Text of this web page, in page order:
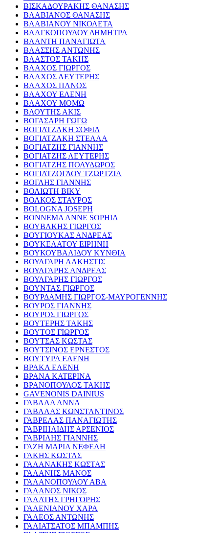
ΒΙΣΚΑΔΟΥΡΑΚΗΣ ΘΑΝΑΣΗΣ
ΒΛΑΒΙΑΝΟΣ ΘΑΝΑΣΗΣ
ΒΛΑΒΙΑΝΟΥ ΝΙΚΟΛΕΤΑ
ΒΛΑΓΚΟΠΟΥΛΟΥ ΔΗΜΗΤΡΑ
ΒΛΑΝΤΗ ΠΑΝΑΓΙΩΤΑ
ΒΛΑΣΣΗΣ ΑΝΤΩΝΗΣ
ΒΛΑΣΤΟΣ ΤΑΚΗΣ
ΒΛΑΧΟΣ ΓΙΩΡΓΟΣ
ΒΛΑΧΟΣ ΛΕΥΤΕΡΗΣ
ΒΛΑΧΟΣ ΠΑΝΟΣ
ΒΛΑΧΟΥ ΕΛΕΝΗ
ΒΛΑΧΟΥ ΜΟΜΩ
ΒΛΟΥΤΗΣ ΑΚΙΣ
ΒΟΓΑΣΑΡΗ ΓΩΓΩ
ΒΟΓΙΑΤΖΑΚΗ ΣΟΦΙΑ
ΒΟΓΙΑΤΖΑΚΗ ΣΤΕΛΛΑ
ΒΟΓΙΑΤΖΗΣ ΓΙΑΝΝΗΣ
ΒΟΓΙΑΤΖΗΣ ΛΕΥΤΕΡΗΣ
ΒΟΓΙΑΤΖΗΣ ΠΟΛΥΔΩΡΟΣ
ΒΟΓΙΑΤΖΟΓΛΟΥ ΤΖΩΡΤΖΙΑ
ΒΟΓΛΗΣ ΓΙΑΝΝΗΣ
ΒΟΛΙΩΤΗ ΒΙΚΥ
ΒΟΛΚΟΣ ΣΤΑΥΡΟΣ
BOLOGNA JOSEPH
BONNEMA ANNE SOPHIA
ΒΟΥΒΑΚΗΣ ΓΙΩΡΓΟΣ
ΒΟΥΓΙΟΥΚΑΣ ΑΝΔΡΕΑΣ
ΒΟΥΚΕΛΑΤΟΥ ΕΙΡΗΝΗ
ΒΟΥΚΟΥΒΑΛΙΔΟΥ ΚΥΝΘΙΑ
ΒΟΥΛΓΑΡΗ ΑΛΚΗΣΤΙΣ
ΒΟΥΛΓΑΡΗΣ ΑΝΔΡΕΑΣ
ΒΟΥΛΓΑΡΗΣ ΓΙΩΡΓΟΣ
ΒΟΥΝΤΑΣ ΓΙΩΡΓΟΣ
ΒΟΥΡΔΑΜΗΣ ΓΙΩΡΓΟΣ-ΜΑΥΡΟΓΕΝΝΗΣ
ΒΟΥΡΟΣ ΓΙΑΝΝΗΣ
ΒΟΥΡΟΣ ΓΙΩΡΓΟΣ
ΒΟΥΤΕΡΗΣ ΤΑΚΗΣ
ΒΟΥΤΟΣ ΓΙΩΡΓΟΣ
ΒΟΥΤΣΑΣ ΚΩΣΤΑΣ
ΒΟΥΤΣΙΝΟΣ ΕΡΝΕΣΤΟΣ
ΒΟΥΤΥΡΑ ΕΛΕΝΗ
ΒΡΑΚΑ ΕΛΕΝΗ
ΒΡΑΝΑ ΚΑΤΕΡΙΝΑ
ΒΡΑΝΟΠΟΥΛΟΣ ΤΑΚΗΣ
GAVENONIS DAINIUS
ΓΑΒΑΛΑ ΑΝΝΑ
ΓΑΒΑΛΑΣ ΚΩΝΣΤΑΝΤΙΝΟΣ
ΓΑΒΡΕΛΑΣ ΠΑΝΑΓΙΩΤΗΣ
ΓΑΒΡΙΗΛΙΔΗΣ ΑΡΣΕΝΙΟΣ
ΓΑΒΡΙΛΗΣ ΓΙΑΝΝΗΣ
ΓΑΖΗ ΜΑΡΙΑ ΝΕΦΕΛΗ
ΓΑΚΗΣ ΚΩΣΤΑΣ
ΓΑΛΑΝΑΚΗΣ ΚΩΣΤΑΣ
ΓΑΛΑΝΗΣ ΜΑΝΟΣ
ΓΑΛΑΝΟΠΟΥΛΟΥ ΑΒΑ
ΓΑΛΑΝΟΣ ΝΙΚΟΣ
ΓΑΛΑΤΗΣ ΓΡΗΓΟΡΗΣ
ΓΑΛΕΝΙΑΝΟΥ ΧΑΡΑ
ΓΑΛΕΟΣ ΑΝΤΩΝΗΣ
ΓΑΛΙΑΤΣΑΤΟΣ ΜΠΑΜΠΗΣ